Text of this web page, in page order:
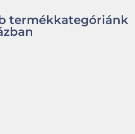
termékkategóriánk